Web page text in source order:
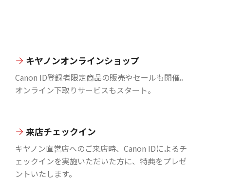
キヤノンオンラインショップ
Canon ID登録者限定商品の販売やセールも開催。
オンライン下取りサービスもスタート。
来店チェックイン
キヤノン直営店へのご来店時、Canon IDによるチ
ェックインを実施いただいた方に、特典をプレゼ
ントいたします。